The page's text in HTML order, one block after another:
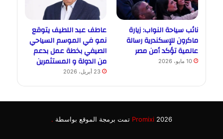
نائب سياحة النواب: زيارة
ماكرون للإسكندرية رسالة
عالمية تؤكد أمن مصر
10 مايو، 2026
عاطف عبد اللطيف يتوقع
نمو في الموسم السياحي
الصيفي بخطة عمل بدعم
من الدولة و المستثمرين
23 أبريل، 2026
Promixi2026 تمت برمجة الموقع بواسطة .